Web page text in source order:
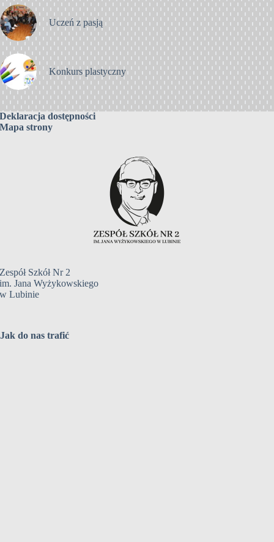
Uczeń z pasją
Konkurs plastyczny
Deklaracja dostępności
Mapa strony
Zespół Szkół Nr 2
im. Jana Wyżykowskiego
w Lubinie
Jak do nas trafić